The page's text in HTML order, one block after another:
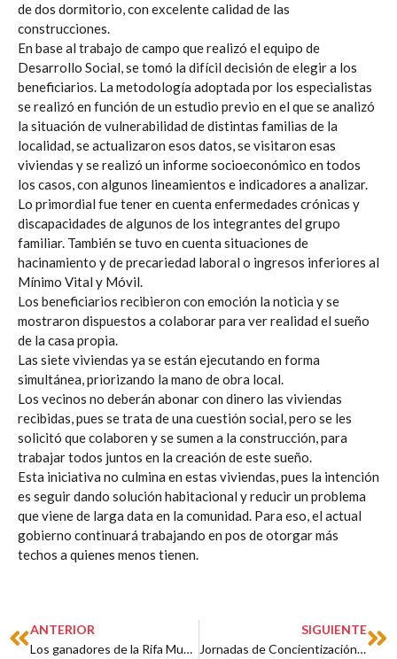
de dos dormitorio, con excelente calidad de las
construcciones.
En base al trabajo de campo que realizó el equipo de
Desarrollo Social, se tomó la difícil decisión de elegir a los
beneficiarios. La metodología adoptada por los especialistas
se realizó en función de un estudio previo en el que se analizó
la situación de vulnerabilidad de distintas familias de la
localidad, se actualizaron esos datos, se visitaron esas
viviendas y se realizó un informe socioeconómico en todos
los casos, con algunos lineamientos e indicadores a analizar.
Lo primordial fue tener en cuenta enfermedades crónicas y
discapacidades de algunos de los integrantes del grupo
familiar. También se tuvo en cuenta situaciones de
hacinamiento y de precariedad laboral o ingresos inferiores al
Mínimo Vital y Móvil.
Los beneficiarios recibieron con emoción la noticia y se
mostraron dispuestos a colaborar para ver realidad el sueño
de la casa propia.
Las siete viviendas ya se están ejecutando en forma
simultánea, priorizando la mano de obra local.
Los vecinos no deberán abonar con dinero las viviendas
recibidas, pues se trata de una cuestión social, pero se les
solicitó que colaboren y se sumen a la construcción, para
trabajar todos juntos en la creación de este sueño.
Esta iniciativa no culmina en estas viviendas, pues la intención
es seguir dando solución habitacional y reducir un problema
que viene de larga data en la comunidad. Para eso, el actual
gobierno continuará trabajando en pos de otorgar más
techos a quienes menos tienen.
Prev
ANTERIOR
Los ganadores de la Rifa Municipal recibieron sus premios
SIGUIENTE
Jornadas de Concientización y Prevención de Adicciones